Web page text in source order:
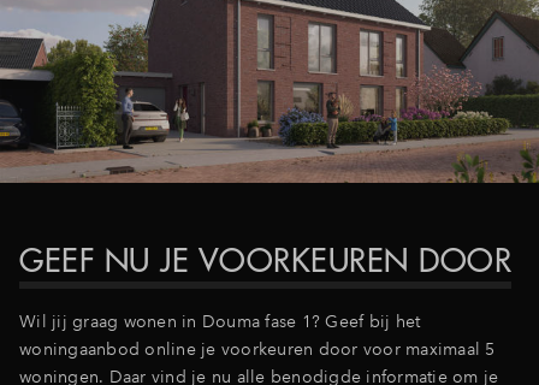
GEEF NU JE VOORKEUREN DOOR
Wil jij graag wonen in Douma fase 1? Geef bij het
woningaanbod online je voorkeuren door voor maximaal 5
woningen. Daar vind je nu alle benodigde informatie om je